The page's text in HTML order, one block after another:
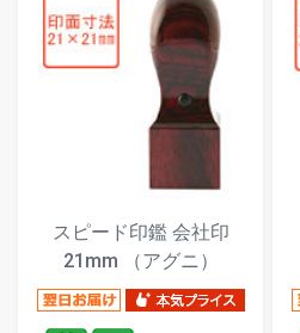
スピード印鑑 会社印
21mm （アグニ）